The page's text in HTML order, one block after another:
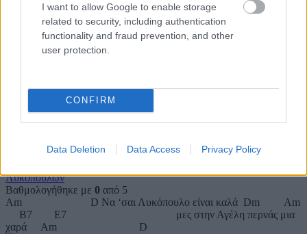
I want to allow Google to enable storage
related to security, including authentication
functionality and fraud prevention, and other
user protection.
CONFIRM
Data Deletion Data Access Privacy Policy
Η ΦΡΕΓΑΤΑ
G Ήτανε μια φρεγάτα παιδιά, D7 G ήτανε
μια φρεγάτα D G γλάρο τη λέγανε, φτιάξε μια
καντηλίτσα
ΝΑ’ ΣΑΙ ΛΥΚΟΠΟΥΛΟ ΕΙΝΑΙ ΚΑΛΑ
Λυκόπουλων
Βαθμολογήθηκε με 0 από 5
Am D Να ‘σαι Λυκόπουλο είναι καλά Dm Am
B7 E7 μες στην Αγέλη περνάς μια
χαρά Am D